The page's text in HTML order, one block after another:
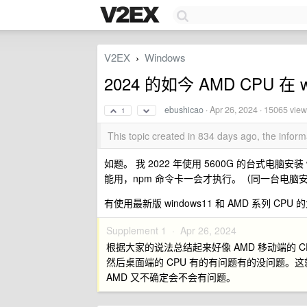
V2EX › Windows
2024 的如今 AMD CPU 在
1 ebushicao ·Apr 26, 2024 · 15065
This topic created in 834 days ago, the
如题。 我 2022 年使用 5600G 的台式电脑安
能用，npm 命令卡一会才执行。（同一台电脑
有使用最新版 windows11 和 AMD 系列 CPU
Supplement 1 · Apr 26, 2024
根据大家的说法总结起来好像 AMD 移动端的
然后桌面端的 CPU 有的有问题有的没问题。
AMD 又不确定会不会有问题。